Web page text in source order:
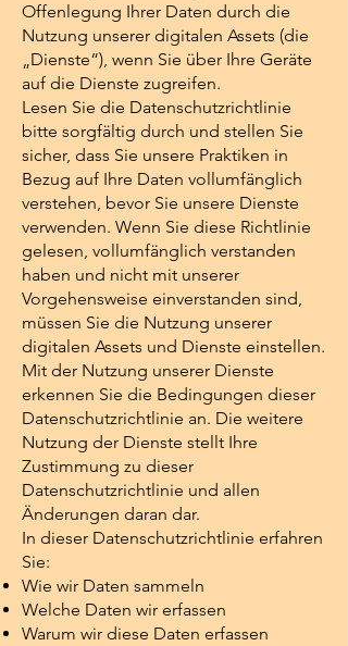
Offenlegung Ihrer Daten durch die
Nutzung unserer digitalen Assets (die
„Dienste“), wenn Sie über Ihre Geräte
auf die Dienste zugreifen.
Lesen Sie die Datenschutzrichtlinie
bitte sorgfältig durch und stellen Sie
sicher, dass Sie unsere Praktiken in
Bezug auf Ihre Daten vollumfänglich
verstehen, bevor Sie unsere Dienste
verwenden. Wenn Sie diese Richtlinie
gelesen, vollumfänglich verstanden
haben und nicht mit unserer
Vorgehensweise einverstanden sind,
müssen Sie die Nutzung unserer
digitalen Assets und Dienste einstellen.
Mit der Nutzung unserer Dienste
erkennen Sie die Bedingungen dieser
Datenschutzrichtlinie an. Die weitere
Nutzung der Dienste stellt Ihre
Zustimmung zu dieser
Datenschutzrichtlinie und allen
Änderungen daran dar.
In dieser Datenschutzrichtlinie erfahren
Sie:
Wie wir Daten sammeln
Welche Daten wir erfassen
Warum wir diese Daten erfassen